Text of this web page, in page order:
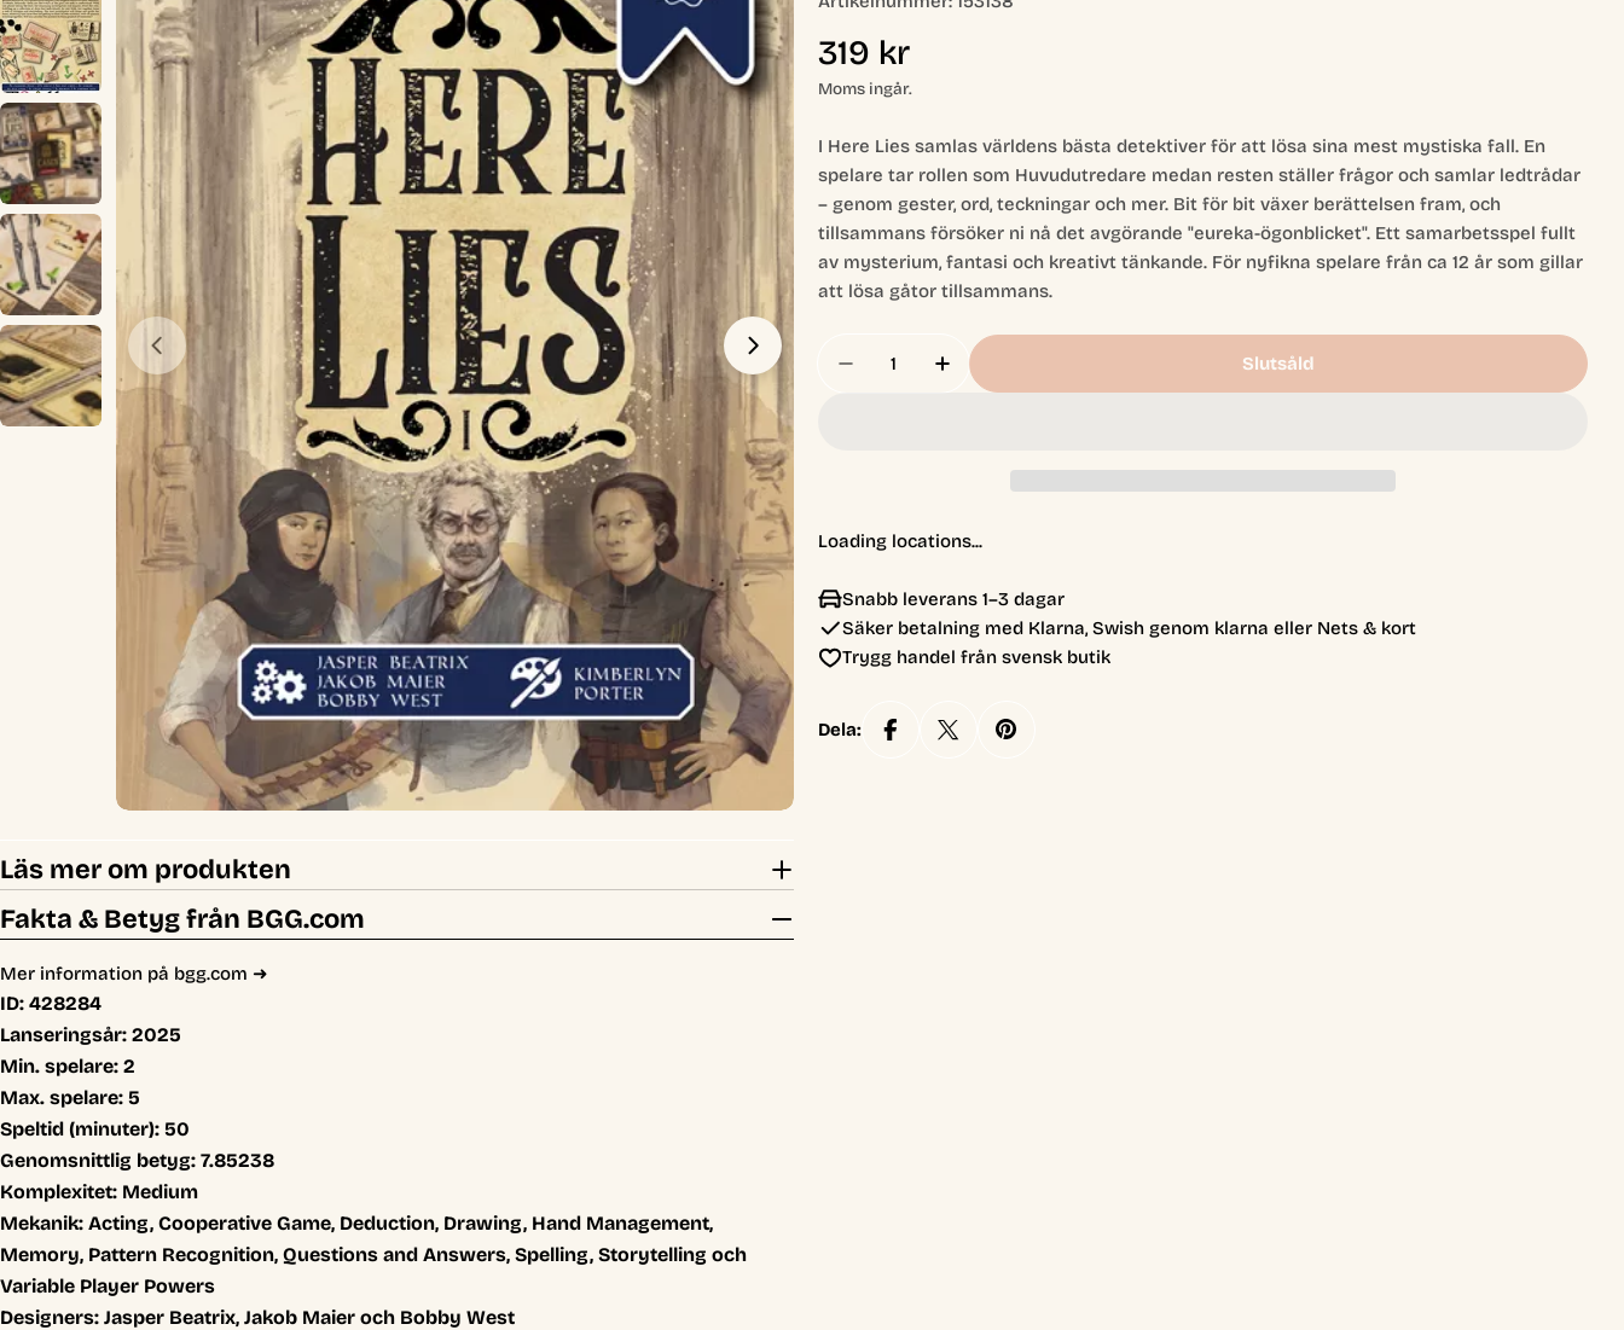
Öppna media 0 i modal
Läs mer om produkten
Fakta & Betyg från BGG.com
Mer information på bgg.com ➜
ID: 428284
Lanseringsår: 2025
Min. spelare: 2
Max. spelare: 5
Speltid (minuter): 50
Genomsnittlig betyg: 7.85238
Komplexitet: Medium
Mekanik: Acting, Cooperative Game, Deduction, Drawing, Hand Management,
Memory, Pattern Recognition, Questions and Answers, Spelling, Storytelling och
Variable Player Powers
Designers: Jasper Beatrix, Jakob Maier och Bobby West
Ordinarie
pris
319 kr
Moms ingår.
I Here Lies samlas världens bästa detektiver för att lösa sina mest mystiska fall. En
spelare tar rollen som Huvudutredare medan resten ställer frågor och samlar ledtrådar
– genom gester, ord, teckningar och mer. Bit för bit växer berättelsen fram, och
tillsammans försöker ni nå det avgörande "eureka-ögonblicket". Ett samarbetsspel fullt
av mysterium, fantasi och kreativt tänkande. För nyfikna spelare från ca 12 år som gillar
att lösa gåtor tillsammans.
Minska Antal För Here Lies
Öka Antal För Here Lies
Slutsåld
Loading locations...
Snabb leverans 1–3 dagar
Säker betalning med Klarna, Swish genom klarna eller Nets & kort
Trygg handel från svensk butik
Dela: